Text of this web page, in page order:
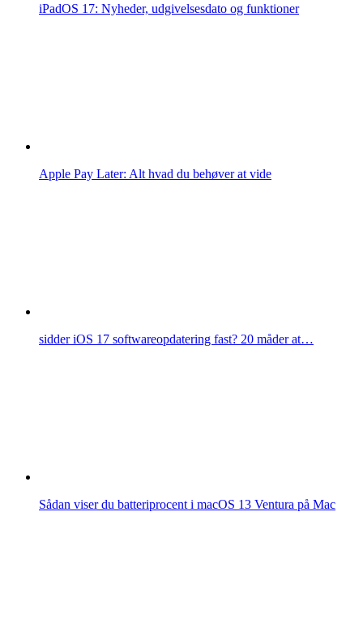
iPadOS 17: Nyheder, udgivelsesdato og funktioner
Apple Pay Later: Alt hvad du behøver at vide
sidder iOS 17 softwareopdatering fast? 20 måder at…
Sådan viser du batteriprocent i macOS 13 Ventura på Mac